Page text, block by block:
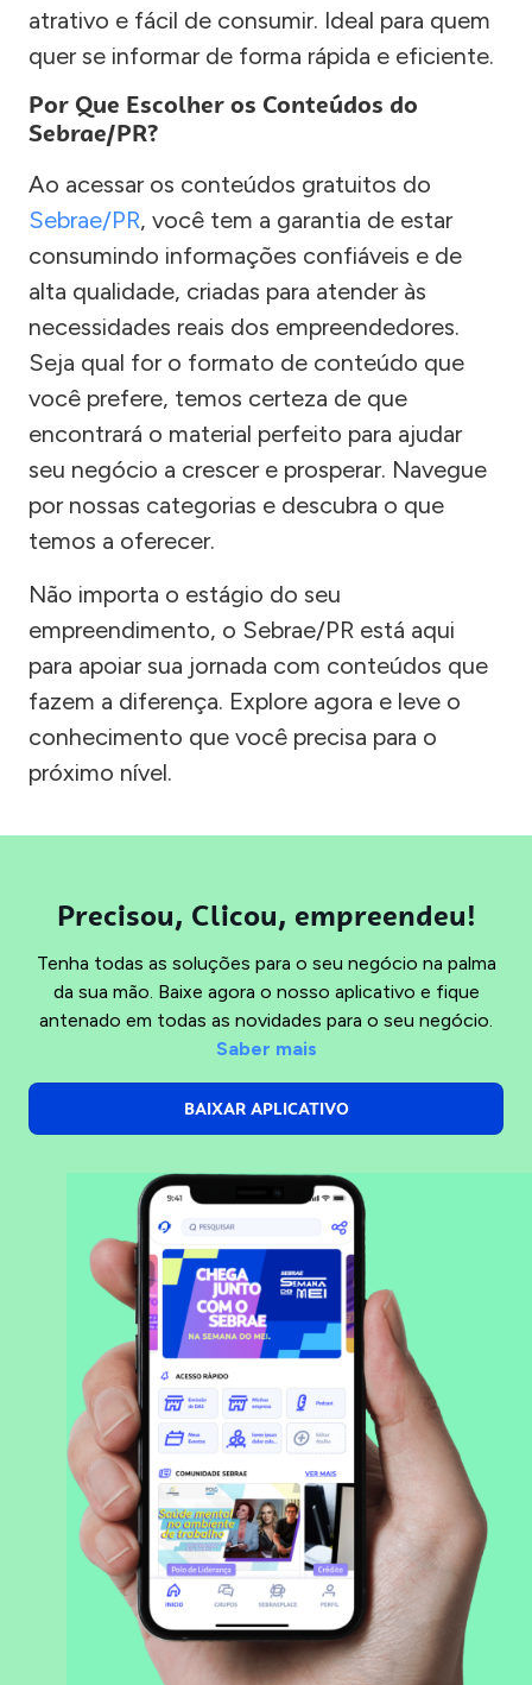
atrativo e fácil de consumir. Ideal para quem
quer se informar de forma rápida e eficiente.
Por Que Escolher os Conteúdos do
Sebrae/PR?
Ao acessar os conteúdos gratuitos do
Sebrae/PR, você tem a garantia de estar
consumindo informações confiáveis e de
alta qualidade, criadas para atender às
necessidades reais dos empreendedores.
Seja qual for o formato de conteúdo que
você prefere, temos certeza de que
encontrará o material perfeito para ajudar
seu negócio a crescer e prosperar. Navegue
por nossas categorias e descubra o que
temos a oferecer.
Não importa o estágio do seu
empreendimento, o Sebrae/PR está aqui
para apoiar sua jornada com conteúdos que
fazem a diferença. Explore agora e leve o
conhecimento que você precisa para o
próximo nível.
Precisou, Clicou, empreendeu!
Tenha todas as soluções para o seu negócio na palma
da sua mão. Baixe agora o nosso aplicativo e fique
antenado em todas as novidades para o seu negócio.
Saber mais
BAIXAR APLICATIVO